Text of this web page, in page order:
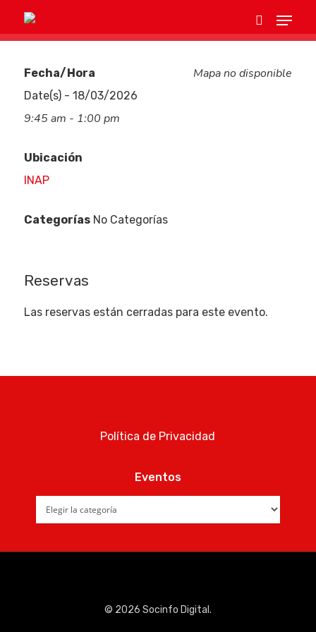
Hit enter to search or ESC to close
Mapa no disponible
Fecha/Hora
Date(s) - 18/03/2026
9:45 am - 1:00 pm
Ubicación
INAP
CategoríasNo Categorías
Reservas
Las reservas están cerradas para este evento.
Política de Privacidad
Eventos
© 2026 Socinfo Digital.